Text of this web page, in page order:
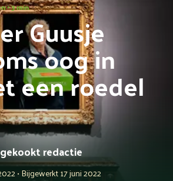
• 3 min
Guusje
oog in
een roedel
redactie
• Bijgewerkt 17 juni 2022